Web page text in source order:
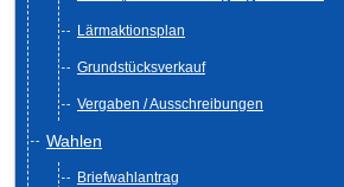
Lärmaktionsplan
Grundstücksverkauf
Vergaben / Ausschreibungen
Wahlen
Briefwahlantrag